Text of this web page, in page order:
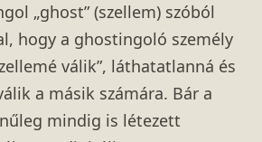
„ghost” (szellem) szóból
hogy a ghostingoló személy
válik”, láthatatlanná és
a másik számára. Bár a
mindig is létezett